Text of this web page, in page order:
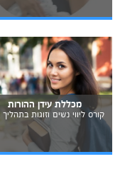
מכללת עידן ההורות
קורס ליווי נשים וזוגות בתהליך